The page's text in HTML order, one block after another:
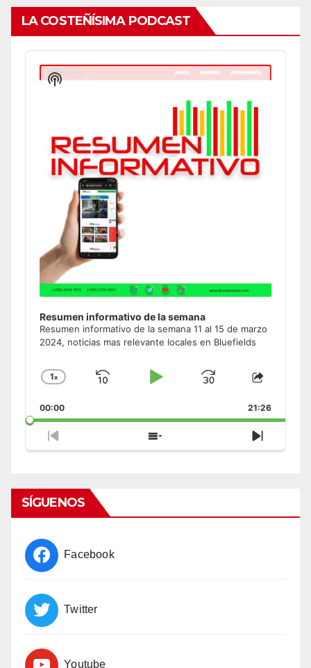
LA COSTEÑÍSIMA PODCAST
Audio
Player
Resumen informativo de la semana
Resumen informativo de la semana 11 al 15 de marzo
2024, noticias mas relevante locales en Bluefields
Change
Rate
1x
Skip
Play
Jump
Forward
Share
Episode
00:00 21:26
Previous
Episode
Show
Episodes
Next
Episode
Show
SÍGUENOS
Facebook
Twitter
Youtube